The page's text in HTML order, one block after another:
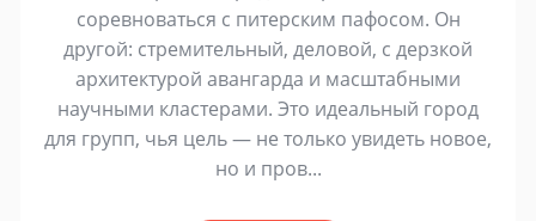
соревноваться с питерским пафосом. Он
другой: стремительный, деловой, с дерзкой
архитектурой авангарда и масштабными
научными кластерами. Это идеальный город
для групп, чья цель — не только увидеть новое,
но и пров...